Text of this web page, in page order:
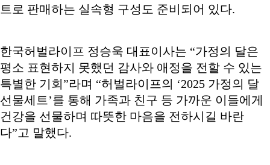
트로 판매하는 실속형 구성도 준비되어 있다.
한국허벌라이프 정승욱 대표이사는 “가정의 달은
평소 표현하지 못했던 감사와 애정을 전할 수 있는
특별한 기회”라며 “허벌라이프의 ‘2025 가정의 달
선물세트’를 통해 가족과 친구 등 가까운 이들에게
건강을 선물하며 따뜻한 마음을 전하시길 바란
다”고 말했다.